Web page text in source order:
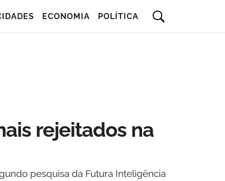
ECONOMIA POLÍTICA
rejeitados na
pesquisa da Futura Inteligência